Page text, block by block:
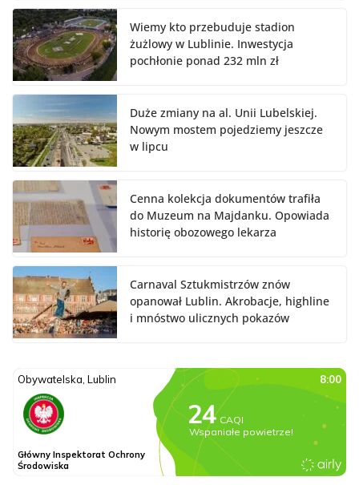
Wiemy kto przebuduje stadion
żużlowy w Lublinie. Inwestycja
pochłonie ponad 232 mln zł
Duże zmiany na al. Unii Lubelskiej.
Nowym mostem pojedziemy jeszcze
w lipcu
Cenna kolekcja dokumentów trafiła
do Muzeum na Majdanku. Opowiada
historię obozowego lekarza
Carnaval Sztukmistrzów znów
opanował Lublin. Akrobacje, highline
i mnóstwo ulicznych pokazów